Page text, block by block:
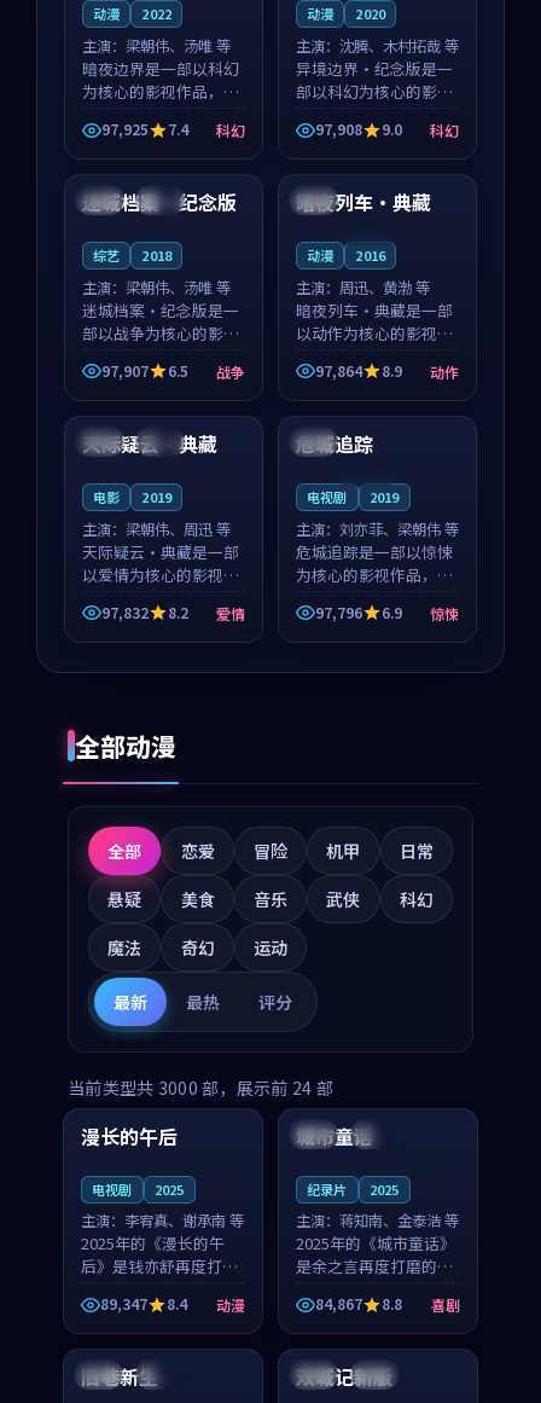
动漫 2022
主演： 梁朝伟、汤唯 等
暗夜边界是一部以科幻
为核心的影视作品，围
绕危机、反转与人物成
长展开，整体节奏紧
凑，值得推荐观看。
97,925 7.4 科幻
动漫 2020
主演： 沈腾、木村拓哉 等
异境边界·纪念版是一
部以科幻为核心的影视
作品，围绕危机、反转
与人物成长展开，整体
节奏紧凑，值得推荐观
看。
97,908 9.0 科幻
中国 院线
迷城档案·纪念版
综艺 2018
主演： 梁朝伟、汤唯 等
迷城档案·纪念版是一
部以战争为核心的影视
作品，围绕危机、反转
与人物成长展开，整体
节奏紧凑，值得推荐观
97,907 6.5 战争
泰国
暗夜列车·典藏
动漫 2016
主演： 周迅、黄渤 等
暗夜列车·典藏是一部
以动作为核心的影视作
品，围绕危机、反转与
人物成长展开，整体节
奏紧凑，值得推荐观
看。
97,864 8.9 动作
中国 独播
天际疑云·典藏
电影 2019
主演： 梁朝伟、周迅 等
天际疑云·典藏是一部
以爱情为核心的影视作
品，围绕危机、反转与
人物成长展开，整体节
奏紧凑，值得推荐观
97,832 8.2 爱情
韩国
危城追踪
电视剧 2019
主演： 刘亦菲、梁朝伟 等
危城追踪是一部以惊悚
为核心的影视作品，围
绕危机、反转与人物成
长展开，整体节奏紧
凑，值得推荐观看。
97,796 6.9 惊悚
全部动漫
全部 恋爱 冒险 机甲
日常
悬疑
美食 音乐 武侠
科幻
魔法
奇幻 运动
最新 最热 评分
当前类型共 3000 部，展示前 24 部
中国 高分
99:16
漫长的午后
电视剧 2025
主演： 李宥真、谢承南 等
2025年的《漫长的午
后》是钱亦舒再度打磨
的动漫佳作。中国大陆
的取景与海岛日常的氛
围相互成就，李宥真与
谢承南的对手戏自然克
制，让整部影片在悬念
89,347 8.4 动漫
美国 院线
城市童话
纪录片 2025
主演： 蒋知南、金泰浩 等
2025年的《城市童话》
是余之言再度打磨的喜
剧佳作。美国的取景与
历史战争的氛围相互成
就，蒋知南与金泰浩的
对手戏自然克制，让整
部影片在悬念与温度
84,867 8.8 喜剧
英国 完结
旧巷新生 中国 独播
双城记新版